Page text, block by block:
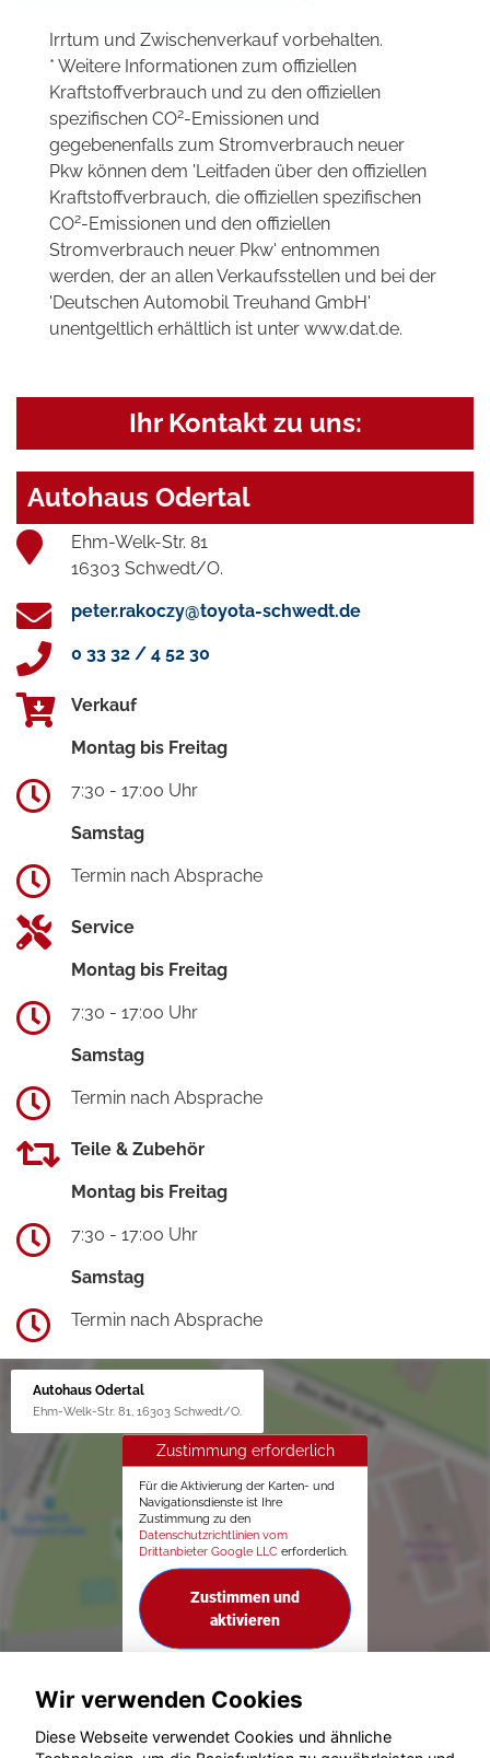
Irrtum und Zwischenverkauf vorbehalten.
* Weitere Informationen zum offiziellen
Kraftstoffverbrauch und zu den offiziellen
spezifischen CO2-Emissionen und
gegebenenfalls zum Stromverbrauch neuer
Pkw können dem 'Leitfaden über den offiziellen
Kraftstoffverbrauch, die offiziellen spezifischen
CO2-Emissionen und den offiziellen
Stromverbrauch neuer Pkw' entnommen
werden, der an allen Verkaufsstellen und bei der
'Deutschen Automobil Treuhand GmbH'
unentgeltlich erhältlich ist unter www.dat.de.
Ihr Kontakt zu uns:
Autohaus Odertal
Ehm-Welk-Str. 81
16303 Schwedt/O.
peter.rakoczy@toyota-schwedt.de
0 33 32 / 4 52 30
Verkauf
Montag bis Freitag
7:30 - 17:00 Uhr
Samstag
Termin nach Absprache
Service
Montag bis Freitag
7:30 - 17:00 Uhr
Samstag
Termin nach Absprache
Teile & Zubehör
Montag bis Freitag
7:30 - 17:00 Uhr
Samstag
Termin nach Absprache
Autohaus Odertal
Ehm-Welk-Str. 81, 16303 Schwedt/O.
Zustimmung erforderlich
Für die Aktivierung der Karten- und
Navigationsdienste ist Ihre
Zustimmung zu den
Datenschutzrichtlinien vom
Drittanbieter Google LLC erforderlich.
Zustimmen und
aktivieren
Wir verwenden Cookies
Diese Webseite verwendet Cookies und ähnliche